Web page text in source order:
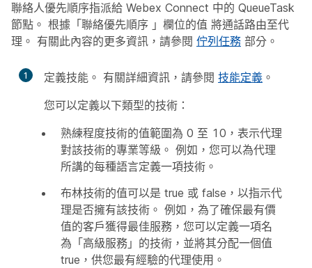
聯絡人優先順序指派給 Webex Connect 中的 QueueTask
節點。 根據「聯絡優先順序 」欄位的值 將通話路由至代
理。 有關此內容的更多資訊，請參閱 佇列任務 部分。
1 定義技能。 有關詳細資訊，請參閱 技能定義 。
您可以定義以下類型的技術：
熟練程度技術的值範圍為 0 至 10，表示代理
對該技術的專業等級。 例如，您可以為代理
所講的每種語言定義一項技術。
布林技術的值可以是 true 或 false，以指示代
理是否擁有該技術。 例如，為了確保最有價
值的客戶獲得最佳服務，您可以定義一項名
為「高級服務」的技術，並將其分配一個值
true，供您最有經驗的代理使用。